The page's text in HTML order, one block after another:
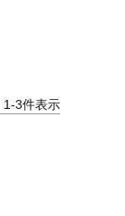
1-3件表示